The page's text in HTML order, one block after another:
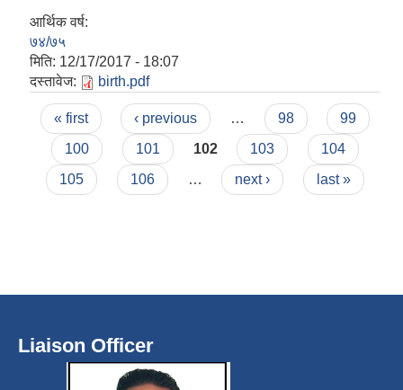
आर्थिक वर्ष:
७४/७५
मिति: 12/17/2017 - 18:07
दस्तावेज:
birth.pdf
Pages
« first ‹ previous … 98
99
100
101 102 103
104
105
106 … next › last »
Liaison Officer